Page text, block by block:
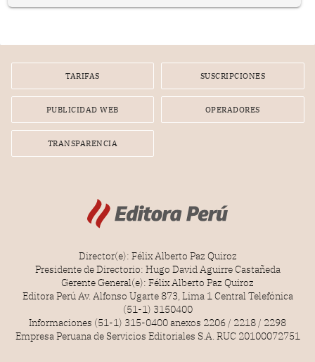
TARIFAS SUSCRIPCIONES
PUBLICIDAD WEB OPERADORES
TRANSPARENCIA
Director(e): Félix Alberto Paz Quiroz
Presidente de Directorio: Hugo David Aguirre Castañeda
Gerente General(e): Félix Alberto Paz Quiroz
Editora Perú Av. Alfonso Ugarte 873, Lima 1 Central Telefónica
(51-1) 3150400
Informaciones (51-1) 315-0400 anexos 2206 / 2218 / 2298
Empresa Peruana de Servicios Editoriales S.A. RUC 20100072751